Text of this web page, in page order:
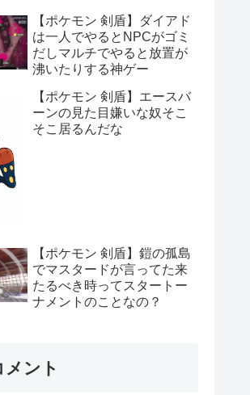
【ポケモン 剣盾】ダイアド
は一人でやるとNPCがゴミ
だしマルチでやると放置が
沸いたりする神ゲー
【ポケモン 剣盾】エースバ
ーンの見た目嫌いな奴そこ
そこ居るんだな
【ポケモン 剣盾】鎧の孤島
でマスタードが言ってた来
たるべき時ってスタートー
ナメントのことなの？
ント